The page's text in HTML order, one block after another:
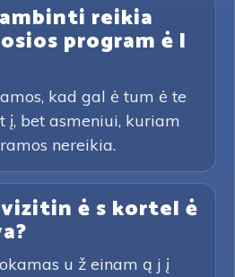
reikia
program ė l
kad gal ė tum ė te
į, bet asmeniui, kuriam
nereikia.
ė s kortel ė
u ž einam ą j į